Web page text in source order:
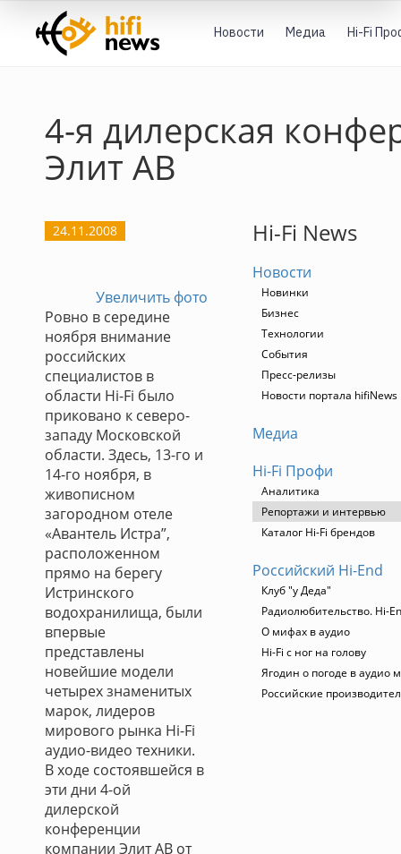
Новости Медиа Hi-Fi
4-я дилерская
Элит АВ
24.11.2008
Увеличить фото
Ровно в середине
ноября внимание
российских
специалистов в
области Hi-Fi было
приковано к северо-
западу Московской
области. Здесь, 13-го и
14-го ноября, в
живописном
загородном отеле
«Авантель Истра”,
расположенном
прямо на берегу
Истринского
водохранилища, были
впервые
представлены
новейшие модели
четырех знаменитых
марок, лидеров
мирового рынка Hi-Fi
аудио-видео техники.
В ходе состоявшейся в
эти дни 4-ой
дилерской
конференции
компании Элит АВ от
Hi-Fi News
Новости
Новинки
Бизнес
Технологии
События
Пресс-релизы
Новости портала hifiNews
Медиа
Hi-Fi Профи
Аналитика
Репортажи и интервью
Каталог Hi-Fi брендов
Российский Hi-End
Клуб "у Деда"
Радиолюбительство. Hi-
О мифах в аудио
Hi-Fi с ног на голову
Ягодин о погоде в аудио
Российские